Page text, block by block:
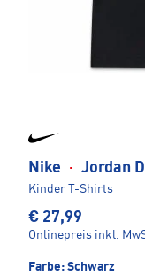
Nike · Jordan
Kinder T-Shirts
€ 27,99
Onlinepreis inkl.
Farbe: Schwarz